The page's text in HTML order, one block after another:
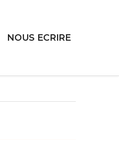
NOUS ECRIRE